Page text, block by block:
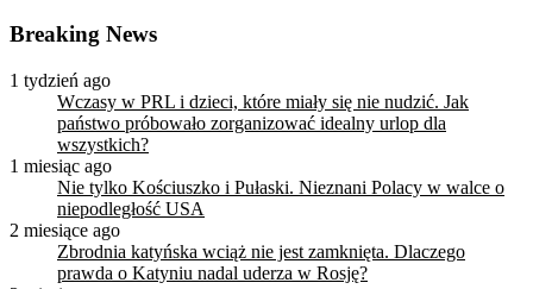
Breaking News
1 tydzień ago
Wczasy w PRL i dzieci, które miały się nie nudzić. Jak
państwo próbowało zorganizować idealny urlop dla
wszystkich?
1 miesiąc ago
Nie tylko Kościuszko i Pułaski. Nieznani Polacy w walce o
niepodległość USA
2 miesiące ago
Zbrodnia katyńska wciąż nie jest zamknięta. Dlaczego
prawda o Katyniu nadal uderza w Rosję?